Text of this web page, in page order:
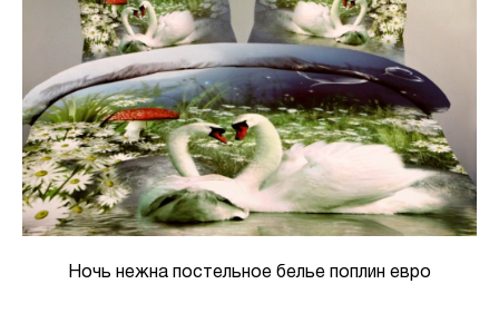
Ночь нежна постельное белье поплин евро